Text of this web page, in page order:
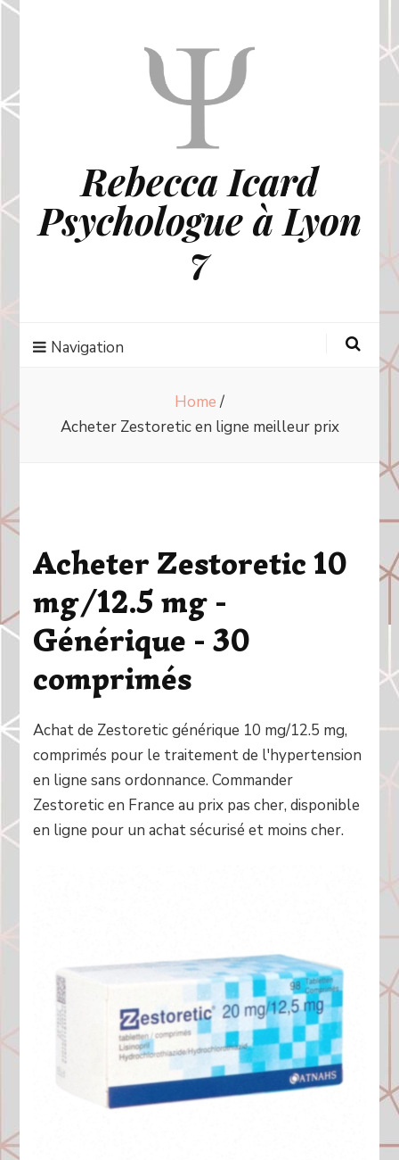
Rebecca Icard
Psychologue à Lyon
7
Navigation
Home /
Acheter Zestoretic en ligne meilleur prix
Acheter Zestoretic 10
mg/12.5 mg -
Générique - 30
comprimés
Achat de Zestoretic générique 10 mg/12.5 mg,
comprimés pour le traitement de l'hypertension
en ligne sans ordonnance. Commander
Zestoretic en France au prix pas cher, disponible
en ligne pour un achat sécurisé et moins cher.